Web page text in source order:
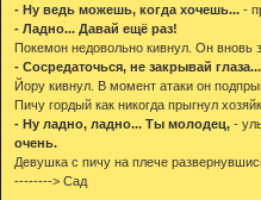
- Ну ведь можешь, когда хочешь... -
- Ладно... Давай ещё раз!
Покемон недовольно кивнул. Он вновь
- Сосредаточься, не закрывай глаза...
Йору кивнул. В момент атаки он
Пичу гордый как никогда прыгнул
- Ну ладно, ладно... Ты молодец, -
очень.
Девушка с пичу на плече
--------> Сад